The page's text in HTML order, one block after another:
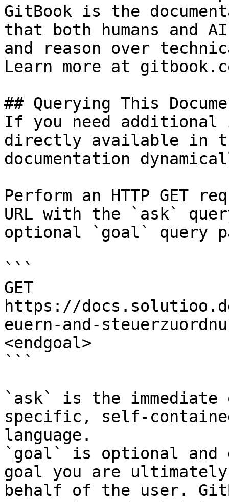
GitBook is the
that both humans and
and reason over
Learn more at
## Querying This
If you need
directly available in
documentation
Perform an HTTP GET
URL with the `ask`
optional `goal` query
```
GET
https://
euern-and-
<endgoal>
```
`ask` is the
specific, self-
language.
`goal` is optional and
goal you are
behalf of the user.